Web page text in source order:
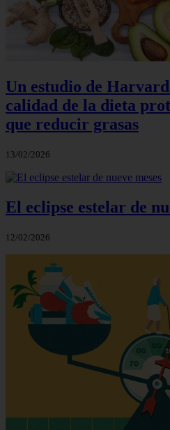
Un estudio de
calidad de la dieta
que reducir grasas
13/02/2026
El eclipse estelar de
12/02/2026